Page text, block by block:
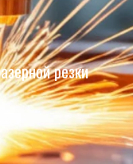
резки